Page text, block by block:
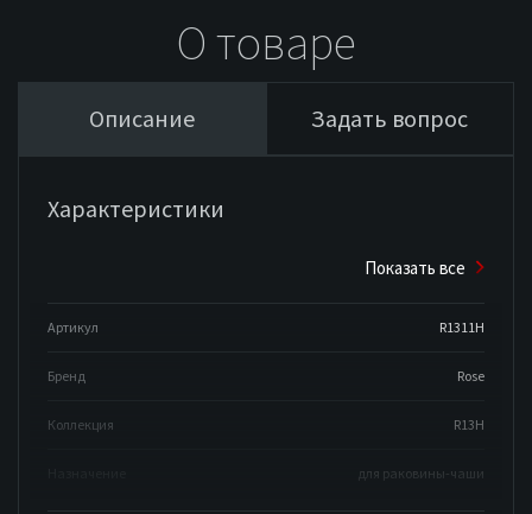
О товаре
Описание Задать вопрос
Характеристики
Показать все
Артикул R1311H
Бренд Rose
Коллекция R13H
для раковины-чаши